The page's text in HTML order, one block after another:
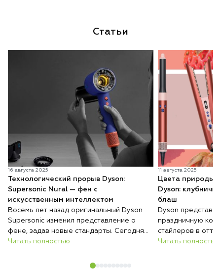
Статьи
16 августа 2025
Технологический прорыв Dyson:
Supersonic Nural — фен с
искусственным интеллектом
Восемь лет назад оригинальный Dyson
Supersonic изменил представление о
фене, задав новые стандарты. Сегодня
компания выводит любовь к инновациям
Supersonic Nural — первый в мире фен,
Читать полностью
11 августа 2025
Цвета природы
Dyson:
блаш
Dyson
праздничную
стайлеров в
бронз» и
Читать полностью